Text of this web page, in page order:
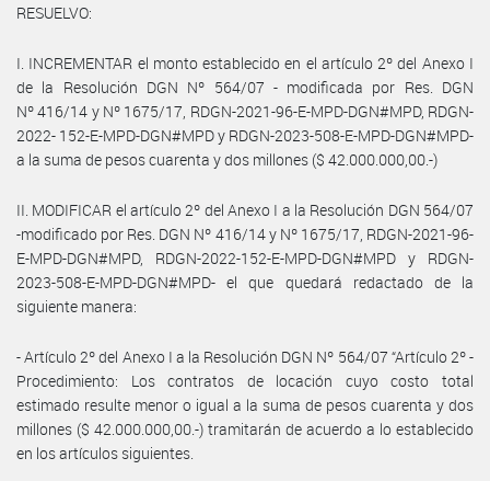
RESUELVO:
I. INCREMENTAR el monto establecido en el artículo 2º del Anexo I
de la Resolución DGN Nº 564/07 - modificada por Res. DGN
Nº 416/14 y Nº 1675/17, RDGN-2021-96-E-MPD-DGN#MPD, RDGN-
2022- 152-E-MPD-DGN#MPD y RDGN-2023-508-E-MPD-DGN#MPD-
a la suma de pesos cuarenta y dos millones ($ 42.000.000,00.-)
II. MODIFICAR el artículo 2º del Anexo I a la Resolución DGN 564/07
-modificado por Res. DGN Nº 416/14 y Nº 1675/17, RDGN-2021-96-
E-MPD-DGN#MPD, RDGN-2022-152-E-MPD-DGN#MPD y RDGN-
2023-508-E-MPD-DGN#MPD- el que quedará redactado de la
siguiente manera:
- Artículo 2º del Anexo I a la Resolución DGN Nº 564/07 “Artículo 2º -
Procedimiento: Los contratos de locación cuyo costo total
estimado resulte menor o igual a la suma de pesos cuarenta y dos
millones ($ 42.000.000,00.-) tramitarán de acuerdo a lo establecido
en los artículos siguientes.